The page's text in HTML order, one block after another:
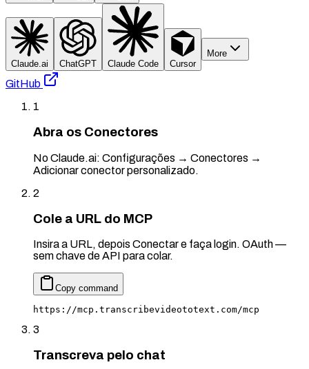
Claude.ai ChatGPT Claude Code Cursor
More
GitHub
1
Abra os Conectores
No Claude.ai: Configurações → Conectores →
Adicionar conector personalizado.
2
Cole a URL do MCP
Insira a URL, depois Conectar e faça login. OAuth —
sem chave de API para colar.
Copy command
https://mcp.transcribevideototext.com/mcp
3
Transcreva pelo chat